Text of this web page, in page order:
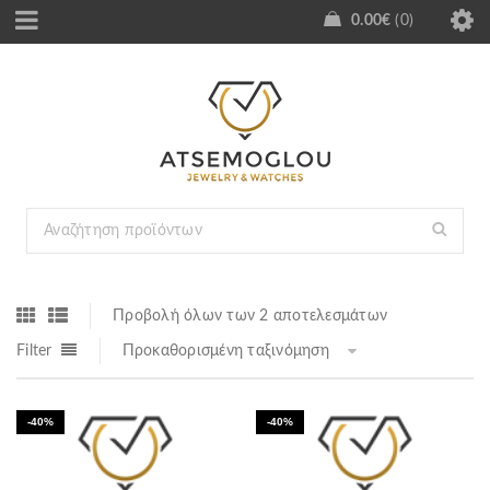
0.00€ 0
Προβολή όλων των 2 αποτελεσμάτων
Filter Προκαθορισμένη ταξινόμηση
-40% -40%